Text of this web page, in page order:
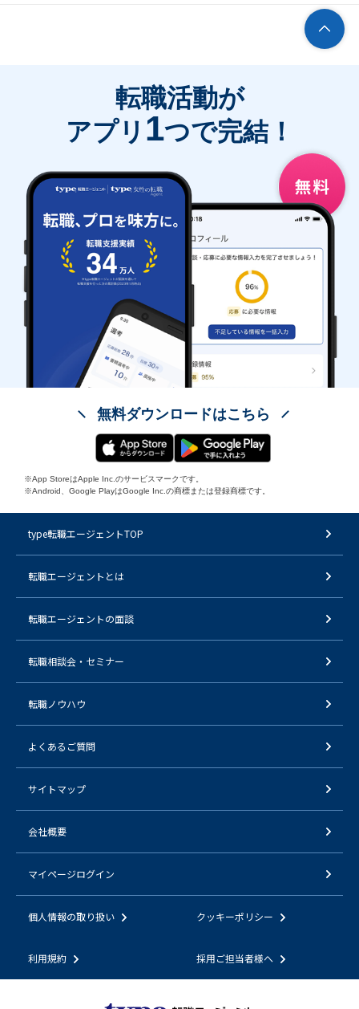
転職活動が
アプリ 1つで完結！
無料ダウンロードはこちら
※App StoreはApple Inc.のサービスマークです。
※Android、Google PlayはGoogle Inc.の商標または登録商標です。
type転職エージェントTOP
転職エージェントとは
転職エージェントの面談
転職相談会・セミナー
転職ノウハウ
よくあるご質問
サイトマップ
会社概要
マイページログイン
個人情報の取り扱い クッキーポリシー
利用規約 採用ご担当者様へ